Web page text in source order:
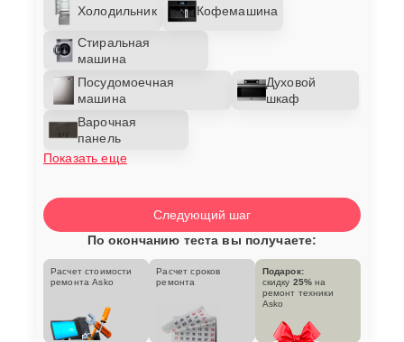
Холодильник Кофемашина
Стиральная
машина
Посудомоечная
машина
Духовой
шкаф
Варочная
панель
Показать еще
Следующий шаг
По окончанию теста вы получаете:
Расчет стоимости
ремонта Asko
Расчет сроков
ремонта
Подарок:
скидку 25% на
ремонт техники
Asko